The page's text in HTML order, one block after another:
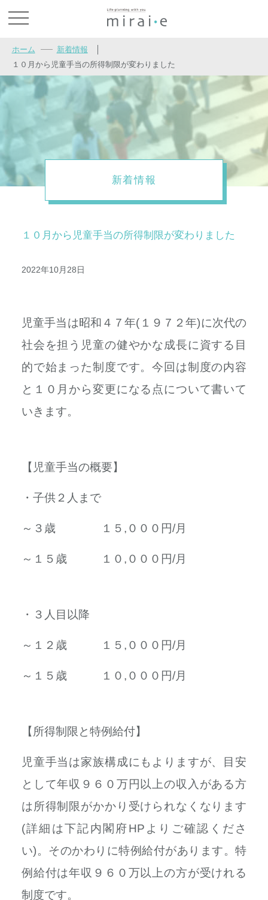
ホーム 新着情報
１０月から児童手当の所得制限が変わりました
新着情報
１０月から児童手当の所得制限が変わりました
2022年10月28日
児童手当は昭和４７年(１９７２年)に次代の
社会を担う児童の健やかな成長に資する目
的で始まった制度です。今回は制度の内容
と１０月から変更になる点について書いて
いきます。
【児童手当の概要】
・子供２人まで
～３歳 １５,０００円/月
～１５歳 １０,０００円/月
・３人目以降
～１２歳 １５,０００円/月
～１５歳 １０,０００円/月
【所得制限と特例給付】
児童手当は家族構成にもよりますが、目安
として年収９６０万円以上の収入がある方
は所得制限がかかり受けられなくなります
(詳細は下記内閣府HPよりご確認くださ
い)。そのかわりに特例給付があります。特
例給付は年収９６０万以上の方が受けれる
制度です。